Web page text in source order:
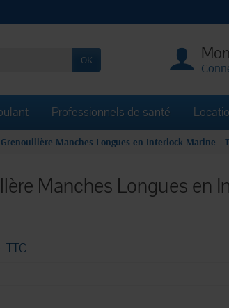
OK
Professionnels de santé
Grenouillère Manches Longues en Interlock Marine -
Manches Longues en
TTC